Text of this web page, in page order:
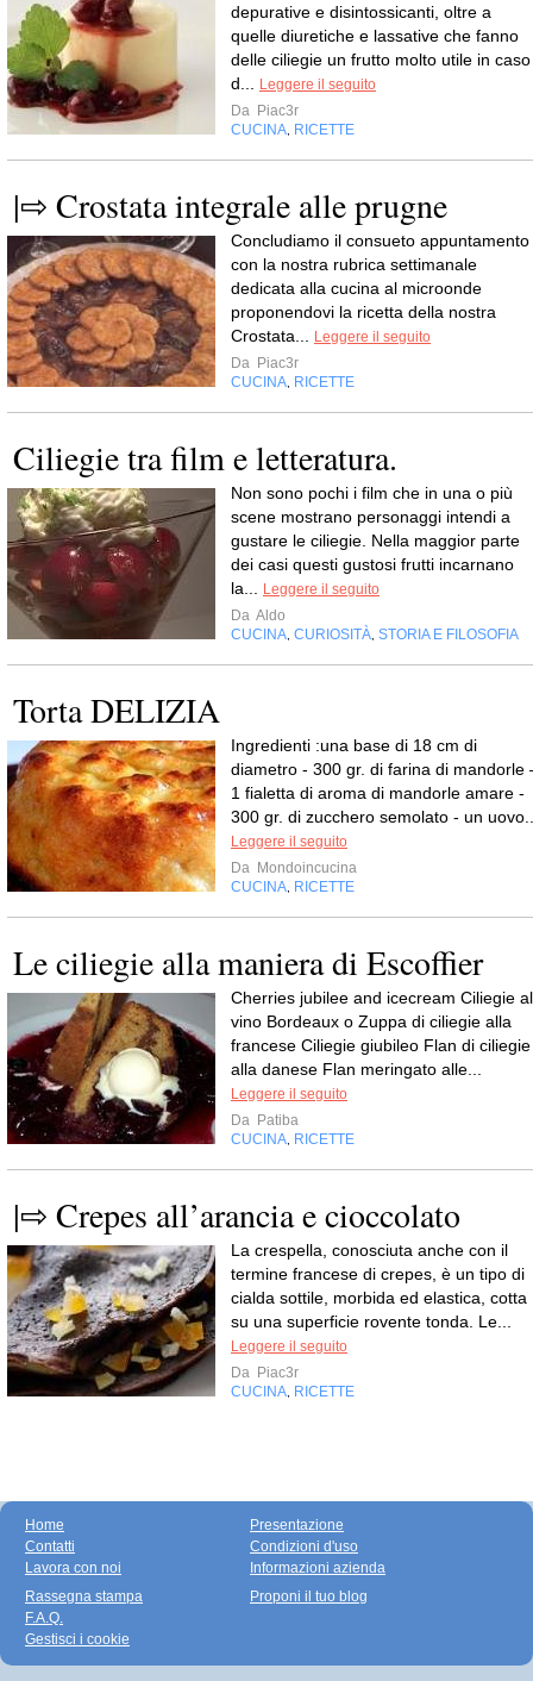
depurative e disintossicanti, oltre a
quelle diuretiche e lassative che fanno
delle ciliegie un frutto molto utile in caso
d... Leggere il seguito
Da Piac3r
CUCINA, RICETTE
|⇨ Crostata integrale alle prugne
Concludiamo il consueto appuntamento
con la nostra rubrica settimanale
dedicata alla cucina al microonde
proponendovi la ricetta della nostra
Crostata... Leggere il seguito
Da Piac3r
CUCINA, RICETTE
Ciliegie tra film e letteratura.
Non sono pochi i film che in una o più
scene mostrano personaggi intendi a
gustare le ciliegie. Nella maggior parte
dei casi questi gustosi frutti incarnano
la... Leggere il seguito
Da Aldo
CUCINA, CURIOSITÀ, STORIA E FILOSOFIA
Torta DELIZIA
Ingredienti :una base di 18 cm di
diametro - 300 gr. di farina di mandorle
1 fialetta di aroma di mandorle amare -
300 gr. di zucchero semolato - un
Leggere il seguito
Da Mondoincucina
CUCINA, RICETTE
Le ciliegie alla maniera di Escoffier
Cherries jubilee and icecream Ciliegie al
vino Bordeaux o Zuppa di ciliegie alla
francese Ciliegie giubileo Flan di ciliegie
alla danese Flan meringato alle...
Leggere il seguito
Da Patiba
CUCINA, RICETTE
|⇨ Crepes all’arancia e cioccolato
La crespella, conosciuta anche con il
termine francese di crepes, è un tipo di
cialda sottile, morbida ed elastica, cotta
su una superficie rovente tonda. Le...
Leggere il seguito
Da Piac3r
CUCINA, RICETTE
Home
Contatti
Lavora con noi
Presentazione
Condizioni d'uso
Informazioni azienda
Rassegna stampa
F.A.Q.
Gestisci i cookie
Proponi il tuo blog